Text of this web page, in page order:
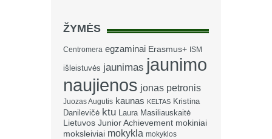
ŽYMĖS
Centromera egzaminai Erasmus+ ISM
išleistuvės jaunimas jaunimo
naujienos jonas petronis
Juozas Augutis kaunas KELTAS Kristina
Danilevičė ktu Laura Masiliauskaitė
Lietuvos Junior Achievement mokiniai
moksleiviai mokykla mokyklos